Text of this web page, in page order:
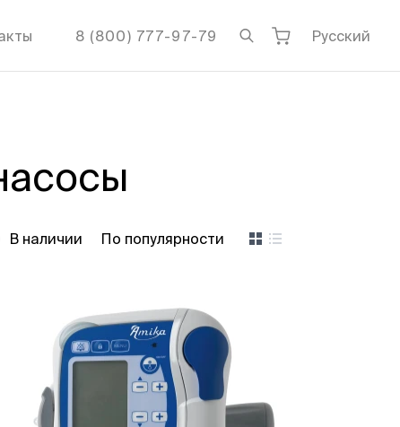
8 (800) 777-97-79 Русский
В наличии По популярности